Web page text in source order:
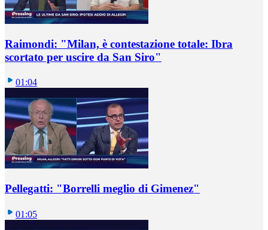
Raimondi: "Milan, è contestazione totale: Ibra
scortato per uscire da San Siro"
01:04
Pellegatti: "Borrelli meglio di Gimenez"
01:05